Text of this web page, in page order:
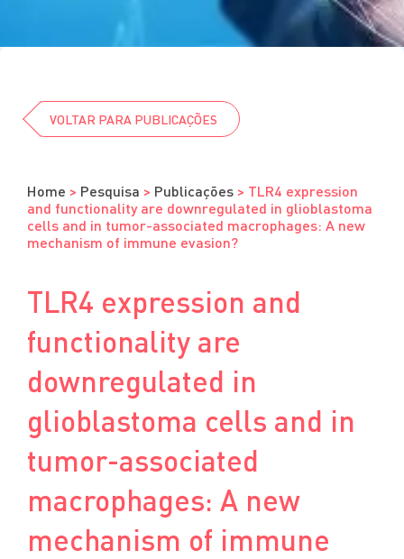
VOLTAR PARA PUBLICAÇÕES
Home > Pesquisa > Publicações > TLR4 expression
and functionality are downregulated in glioblastoma
cells and in tumor-associated macrophages: A new
mechanism of immune evasion?
TLR4 expression and
functionality are
downregulated in
glioblastoma cells and in
tumor-associated
macrophages: A new
mechanism of immune